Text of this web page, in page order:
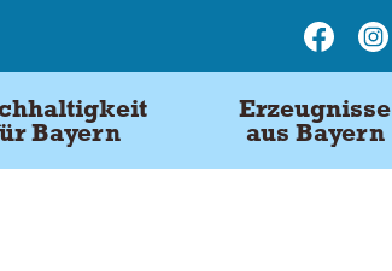
Bayern
Erzeugnisse
aus Bayern